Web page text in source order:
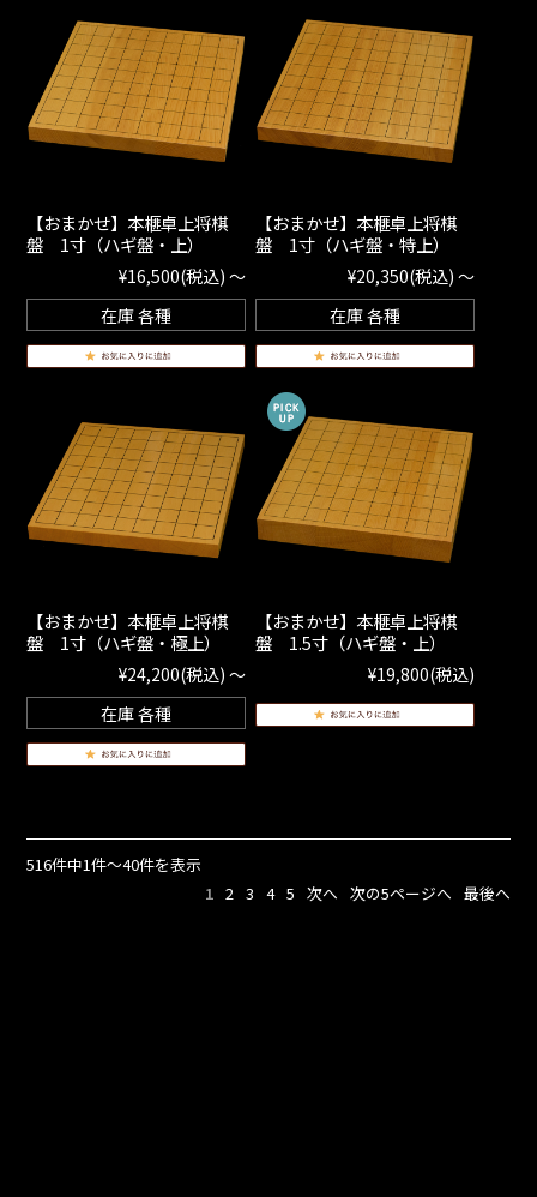
【おまかせ】本榧卓上将棋
盤 1寸（ハギ盤・上）
¥16,500(税込) ～
在庫 各種
【おまかせ】本榧卓上将棋
盤 1寸（ハギ盤・特上）
¥20,350(税込) ～
在庫 各種
【おまかせ】本榧卓上将棋
盤 1寸（ハギ盤・極上）
¥24,200(税込) ～
在庫 各種
【おまかせ】本榧卓上将棋
盤 1.5寸（ハギ盤・上）
¥19,800(税込)
516件中1件～40件を表示
1 2 3 4 5 次へ 次の5ページへ 最後へ